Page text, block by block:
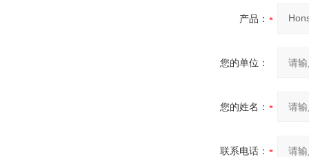
产品：
您的单位：
您的姓名：
联系电话：